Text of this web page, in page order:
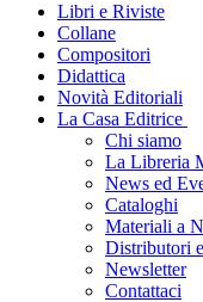
Libri e Riviste
Collane
Compositori
Didattica
Novità Editoriali
La Casa Editrice
Chi siamo
La Libreria
News ed
Cataloghi
Materiali a
Distributori
Newsletter
Contattaci